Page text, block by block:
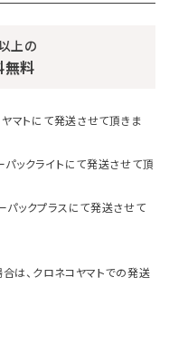
上の
無料
マトにて発送させて頂きま
パックライトにて発送させて頂
パックプラスにて発送させて
は、クロネコヤマトでの発送